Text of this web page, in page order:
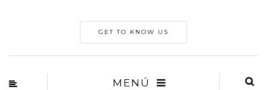
GET TO KNOW US
MENÚ